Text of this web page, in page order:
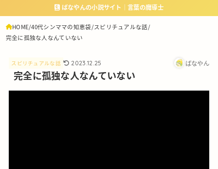
ばなやんの小説サイト｜言葉の魔導士
HOME 40代シンママの知恵袋 スピリチュアルな話
完全に孤独な人なんていない
スピリチュアルな話 2023.12.25 ばなやん
完全に孤独な人なんていない